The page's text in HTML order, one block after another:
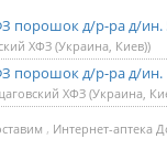
порошок д/р-ра д/ин.
ХФЗ (Украина, Киев))
порошок д/р-ра д/ин.
ХФЗ (Украина,
Интернет-аптека